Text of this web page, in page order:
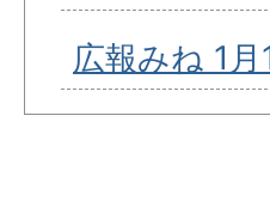
広報みね 1